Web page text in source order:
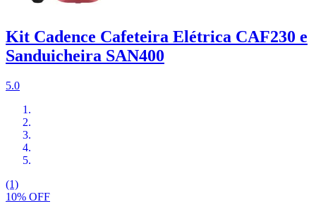
Kit Cadence Cafeteira Elétrica CAF230 e
Sanduicheira SAN400
5.0
(1)
10% OFF